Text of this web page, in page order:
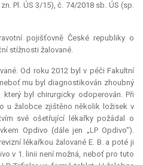
Pl. ÚS 3/15), č. 74/2018 sb. ÚS (sp.
pojišťovně České republiky o
stížnosti žalované.
Od roku 2012 byl v péči Fakultní
mu byl diagnostikován zhoubný
byl chirurgicky odoperován. Při
u žalobce zjištěno několik ložisek v
své ošetřující lékařky požádal o
Opdivo (dále jen „LP Opdivo“).
lékařkou žalované E. B. a poté ji
v 1. linii není možná, neboť pro tuto